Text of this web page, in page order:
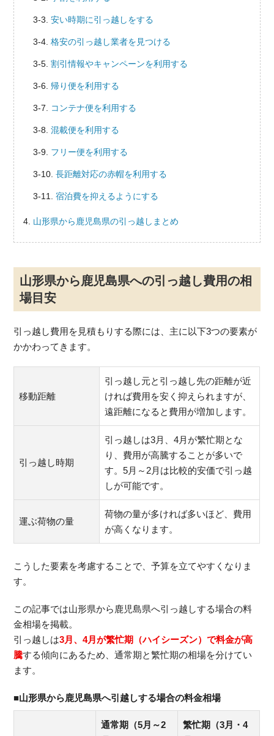
安い時期に引っ越しをする
格安の引っ越し業者を見つける
割引情報やキャンペーンを利用する
帰り便を利用する
コンテナ便を利用する
混載便を利用する
フリー便を利用する
長距離対応の赤帽を利用する
宿泊費を抑えるようにする
山形県から鹿児島県の引っ越しまとめ
山形県から鹿児島県への引っ越し費用の相
場目安
引っ越し費用を見積もりする際には、主に以下3つの要素が
かかわってきます。
移動距離
引っ越し元と引っ越し先の距離が近
ければ費用を安く抑えられますが、
遠距離になると費用が増加します。
引っ越し時期
引っ越しは3月、4月が繁忙期とな
り、費用が高騰することが多いで
す。5月～2月は比較的安価で引っ越
しが可能です。
運ぶ荷物の量
荷物の量が多ければ多いほど、費用
が高くなります。
こうした要素を考慮することで、予算を立てやすくなりま
す。
この記事では山形県から鹿児島県へ引っ越しする場合の料
金相場を掲載。
引っ越しは3月、4月が繁忙期（ハイシーズン）で料金が高
騰する傾向にあるため、通常期と繁忙期の相場を分けてい
ます。
■山形県から鹿児島県へ引越しする場合の料金相場
通常期（5月～2
繁忙期（3月・4